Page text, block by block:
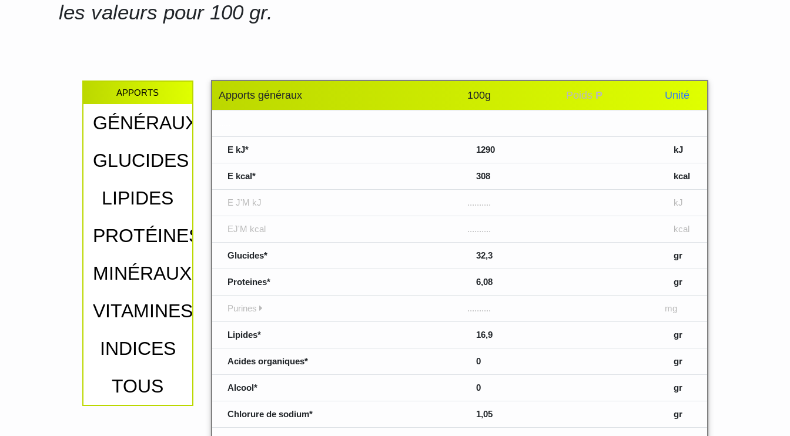
les valeurs pour 100 gr.
APPORTS
GÉNÉRAUX
GLUCIDES
LIPIDES
PROTÉINES
MINÉRAUX
VITAMINES
INDICES
TOUS
Apports généraux 100g Poids P Unité
E kJ* 1290 kJ
E kcal* 308 kcal
E J'M kJ .......... kJ
EJ'M kcal .......... kcal
Glucides* 32,3 gr
Proteines* 6,08 gr
Purines .......... mg
Lipides* 16,9 gr
Acides organiques* 0 gr
Alcool* 0 gr
Chlorure de sodium* 1,05 gr